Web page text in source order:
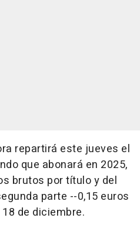
repartirá este jueves el
que abonará en 2025,
brutos por título y del
parte --0,15 euros
de diciembre.